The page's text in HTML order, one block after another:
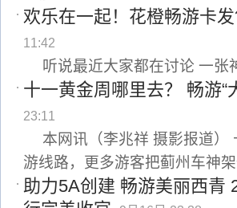
欢乐在一起！花橙畅游卡
11:42
听说最近大家都在讨论 一张
十一黄金周哪里去？ 畅游
23:11
本网讯（李兆祥 摄影报道）
游线路，更多游客把蓟州车神
助力5A创建 畅游美丽西青